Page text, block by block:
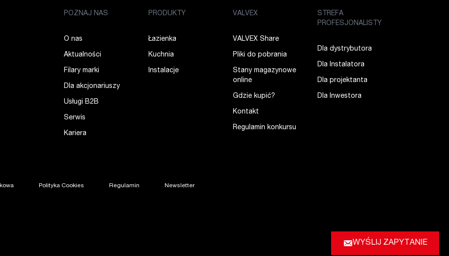
POZNAJ NAS
O nas
Aktualności
Filary marki
Dla akcjonariuszy
Usługi B2B
Serwis
Kariera
PRODUKTY
Łazienka
Kuchnia
Instalacje
VALVEX
VALVEX Share
Pliki do pobrania
Stany magazynowe
online
Gdzie kupić?
Kontakt
Regulamin konkursu
STREFA
PROFESJONALISTY
Dla dystrybutora
Dla Instalatora
Dla projektanta
Dla Inwestora
Polityka Cookies Regulamin Newsletter
WYŚLIJ ZAPYTANIE